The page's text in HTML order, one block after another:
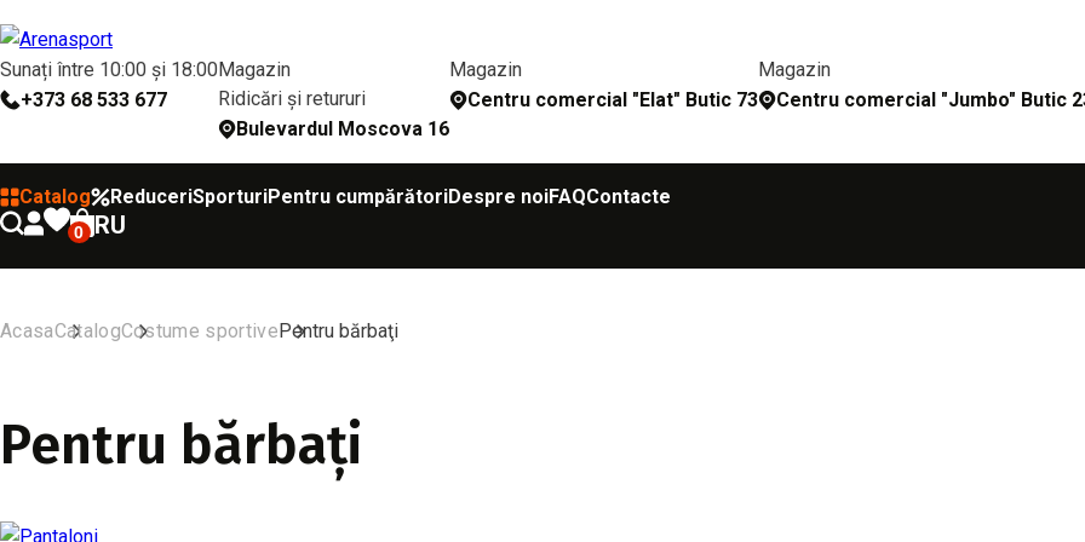
Sunați între 10:00 și 18:00
+373 68 533 677
Magazin
Ridicări și retururi
Bulevardul Moscova 16
Magazin
Сentru comercial "Elat" Butic 73
Magazin
Сentru comercial "Jumbo" Butic
Catalog ReduceriSporturiPentru cumpărătoriDespre noiFAQContacte
0 RU
AcasaCatalogCostume sportivePentru bărbaţi
Pentru bărbaţi